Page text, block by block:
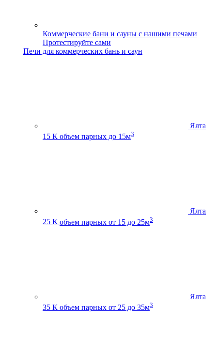
Коммерческие бани и сауны с нашими печами
Протестируйте сами
Печи для коммерческих бань и саун
Ялта
15 К объем парных до 15м3
Ялта
25 К объем парных от 15 до 25м3
Ялта
35 К объем парных от 25 до 35м3